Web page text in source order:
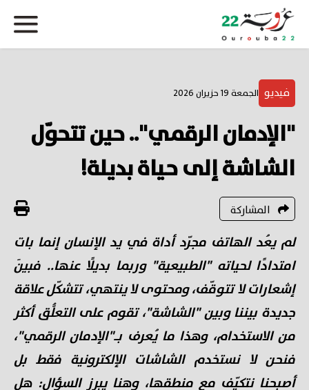
فيديو الجمعة 19 حزيران 2026
"الإدمان الرقمي".. حين تتحوّل
الشاشة إلى حياة بديلة!
المشاركة
لم يعُد الهاتف مجرّد أداة في يد الإنسان إنما بات
امتدادًا لحياته "الطبيعية" وربما بديلًا عنها.. فبينَ
إشعارات لا تتوقّف، ومحتوى لا ينتهي، تتشكّل علاقة
جديدة بيننا وبين "الشاشة"، تقوم على التعلُّق أكثر
من الاستخدام، وهذا ما يُعرف بـ"الإدمان الرقمي"،
فنحن لا نستخدم الشاشات الإلكترونية فقط بل
أصبحنا نتكيّف مع منطقها، وهنا يبرز السؤال: هل